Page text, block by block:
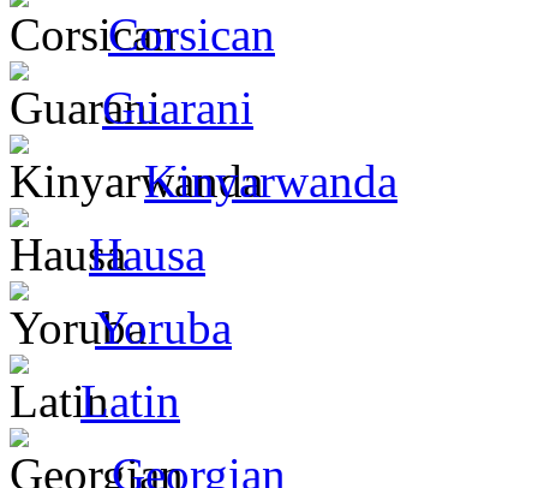
Corsican
Guarani
Kinyarwanda
Hausa
Yoruba
Latin
Georgian